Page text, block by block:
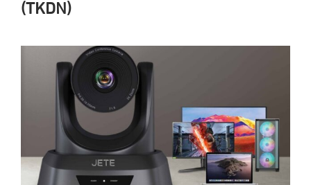
(TKDN)